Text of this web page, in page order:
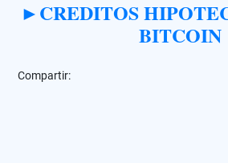
►CREDITOS
BITCOIN
Compartir: